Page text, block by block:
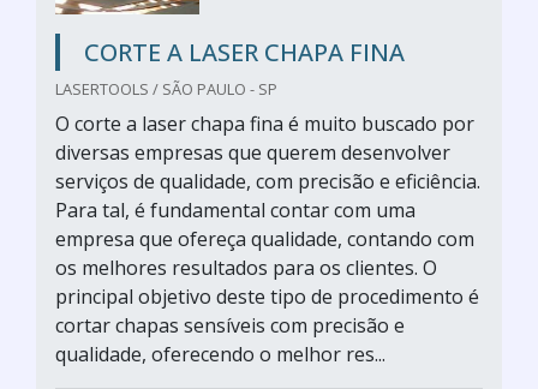
CORTE A LASER CHAPA FINA
LASERTOOLS / SÃO PAULO - SP
O corte a laser chapa fina é muito buscado por
diversas empresas que querem desenvolver
serviços de qualidade, com precisão e eficiência.
Para tal, é fundamental contar com uma
empresa que ofereça qualidade, contando com
os melhores resultados para os clientes. O
principal objetivo deste tipo de procedimento é
cortar chapas sensíveis com precisão e
qualidade, oferecendo o melhor res...